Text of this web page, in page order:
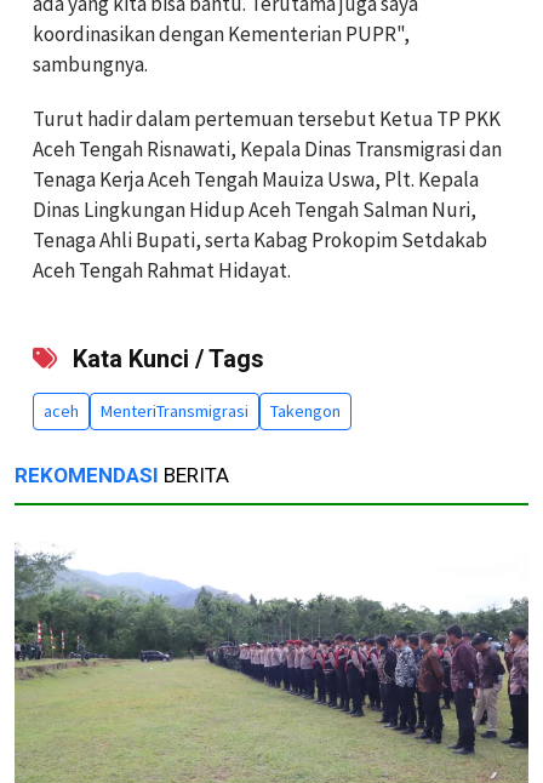
koordinasikan dengan Kementerian PUPR",
sambungnya.
Turut hadir dalam pertemuan tersebut Ketua TP PKK
Aceh Tengah Risnawati, Kepala Dinas Transmigrasi dan
Tenaga Kerja Aceh Tengah Mauiza Uswa, Plt. Kepala
Dinas Lingkungan Hidup Aceh Tengah Salman Nuri,
Tenaga Ahli Bupati, serta Kabag Prokopim Setdakab
Aceh Tengah Rahmat Hidayat.
Kata Kunci / Tags
aceh MenteriTransmigrasi Takengon
REKOMENDASI BERITA